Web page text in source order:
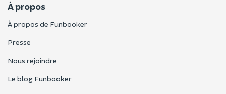
À propos
À propos de Funbooker
Presse
Nous rejoindre
Le blog Funbooker